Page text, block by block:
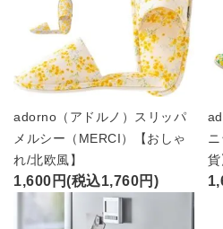
adorno（アドルノ）スリッパ
メルシー（MERCI）【おしゃ
れ/北欧風】
1,600円(税込1,760円)
貨